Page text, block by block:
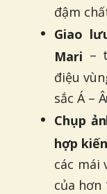
đậm
Giao
Mari –
điệu
sắc Á –
Chụp
hợp
các mái
của hơn